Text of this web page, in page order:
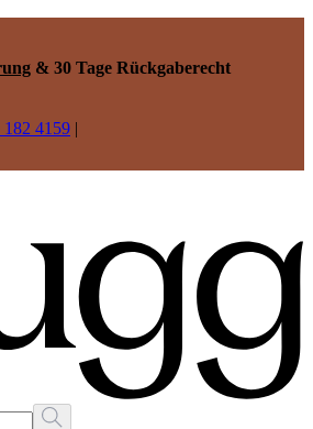
& 30 Tage Rückgaberecht
182 4159 |